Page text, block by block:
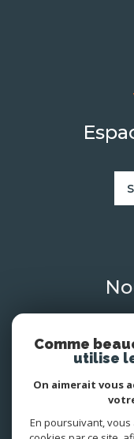
Comme
utilise
On aimerait vous
En poursuivant,